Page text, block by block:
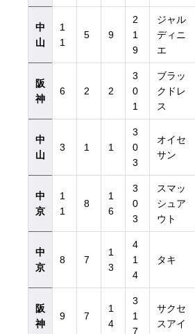
中
山
1
1
5 9
2
1
9
ジャル
ディニ
エ
阪
神
6 2 2
3
0
1
ブラッ
クドレ
ス
中
山
3 1 1
3
0
3
オイセ
サン
中
京
1
1
8
1
6
3
0
3
スマッ
シュア
ウト
中
京
8 7
1
3
4
1
4
タキ
阪
神
9 7
1
4
3
1
7
サクセ
スアイ